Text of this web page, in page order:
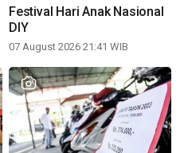
Festival Hari Anak Nasional
DIY
07 August 2026 21:41 WIB